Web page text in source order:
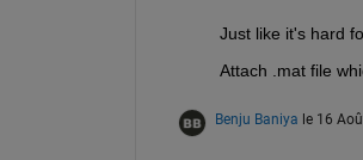
Just like it's hard
Attach .mat file
Benju Baniya le 16